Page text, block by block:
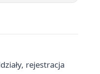
rejestracja